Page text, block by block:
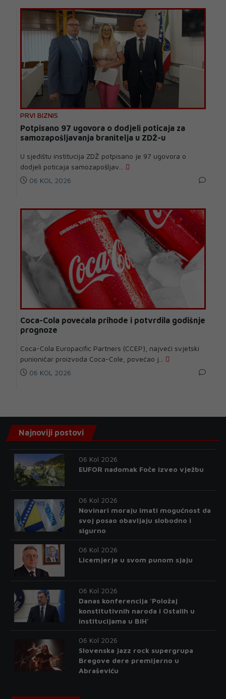
PRVI BIZNIS
Potpisano 97 ugovora o dodjeli poticaja za
samozapošljavanja branitelja u ZDŽ-u
U sjedištu institucija ZDŽ potpisano je 97 ugovora o
dodjeli poticaja samozapošljav...
06 KOL 2026
Coca-Cola povećala prihode i potvrdila godišnje
prognoze
Coca-Cola Europacific Partners (CCEP), najveći svjetski
punioničar proizvoda Coca-Cole, povećao j...
06 KOL 2026
Najnoviji postovi
06 Kol 2026
EUFOR nadomak Foče izveo vježbu
06 Kol 2026
Novinari moraju imati mogućnost da
svoj posao obavljaju slobodno i
sigurno
06 Kol 2026
Licemjerje u svom punom sjaju
06 Kol 2026
Danas konferencija 'Položaj
konstitutivnih naroda i Ostalih u
institucijama u BiH'
06 Kol 2026
Slovenska jazz rock supergrupa
Bregove dere premijerno u
Abraševiću